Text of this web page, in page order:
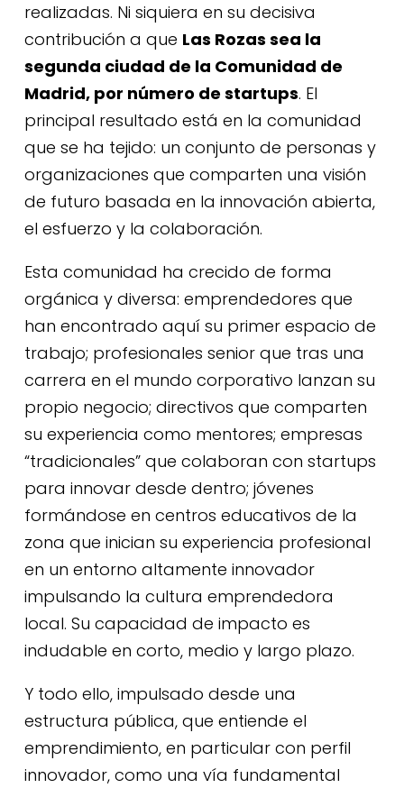
realizadas. Ni siquiera en su decisiva
contribución a que Las Rozas sea la
segunda ciudad de la Comunidad de
Madrid, por número de startups. El
principal resultado está en la comunidad
que se ha tejido: un conjunto de personas y
organizaciones que comparten una visión
de futuro basada en la innovación abierta,
el esfuerzo y la colaboración.
Esta comunidad ha crecido de forma
orgánica y diversa: emprendedores que
han encontrado aquí su primer espacio de
trabajo; profesionales senior que tras una
carrera en el mundo corporativo lanzan su
propio negocio; directivos que comparten
su experiencia como mentores; empresas
“tradicionales” que colaboran con startups
para innovar desde dentro; jóvenes
formándose en centros educativos de la
zona que inician su experiencia profesional
en un entorno altamente innovador
impulsando la cultura emprendedora
local. Su capacidad de impacto es
indudable en corto, medio y largo plazo.
Y todo ello, impulsado desde una
estructura pública, que entiende el
emprendimiento, en particular con perfil
innovador, como una vía fundamental